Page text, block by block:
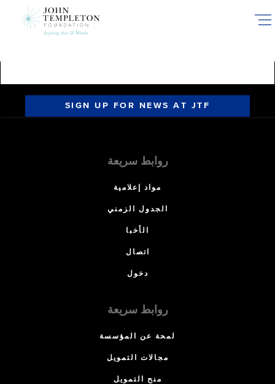
SIGN UP FOR NEWS AT JTF
روابط سريعة
مواد إعلامية
الجدول الزمني
الأخبا
اتصال
دخول
روابط سريعة
لمحة عن المؤسسة
مجالات التمويل
منح التمويل